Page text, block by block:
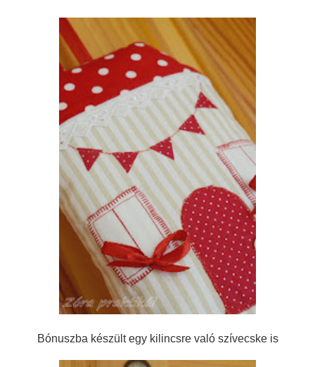
Bónuszba készült egy kilincsre való szívecske is